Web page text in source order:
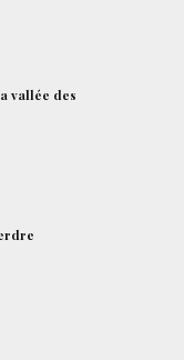
vallée des